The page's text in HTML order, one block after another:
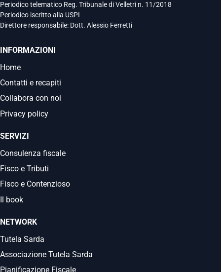
Periodico telematico Reg. Tribunale di Velletri n. 11/2018
Periodico iscritto alla USPI
Direttore responsabile: Dott. Alessio Ferretti
INFORMAZIONI
Home
Contatti e recapiti
Collabora con noi
Privacy policy
SERVIZI
Consulenza fiscale
Fisco e Tributi
Fisco e Contenzioso
Il book
NETWORK
Tutela Sarda
Associazione Tutela Sarda
Pianificazione Fiscale